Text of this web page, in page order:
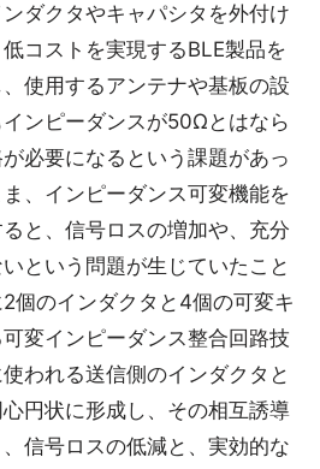
ダクタやキャパシタを外付け
コストを実現するBLE製品を
使用するアンテナや基板の設
ンピーダンスが50Ωとはなら
必要になるという課題があっ
、インピーダンス可変機能を
と、信号ロスの増加や、充分
という問題が生じていたこと
個のインダクタと4個の可変キ
変インピーダンス整合回路技
われる送信側のインダクタと
円状に形成し、その相互誘導
信号ロスの低減と、実効的な